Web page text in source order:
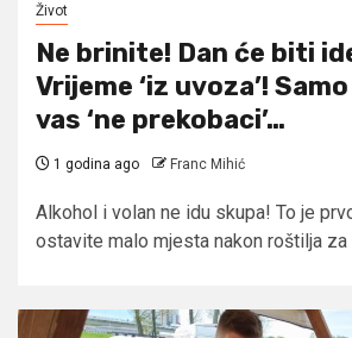
Život
Ne brinite! Dan će biti
Vrijeme ‘iz uvoza’!
vas ‘ne prekobaci’…
1 godina ago Franc Mihić
Alkohol i volan ne idu skupa! To je
ostavite malo mjesta nakon roštilja za